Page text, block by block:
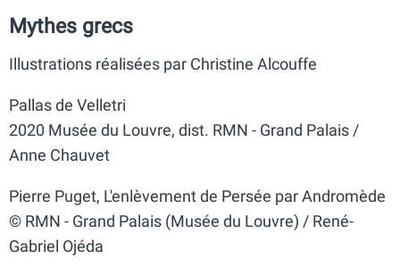
Mythes grecs
Illustrations réalisées par Christine Alcouffe
Pallas de Velletri
2020 Musée du Louvre, dist. RMN - Grand Palais /
Anne Chauvet
Pierre Puget, L'enlèvement de Persée par Andromède
© RMN - Grand Palais (Musée du Louvre) / René-
Gabriel Ojéda